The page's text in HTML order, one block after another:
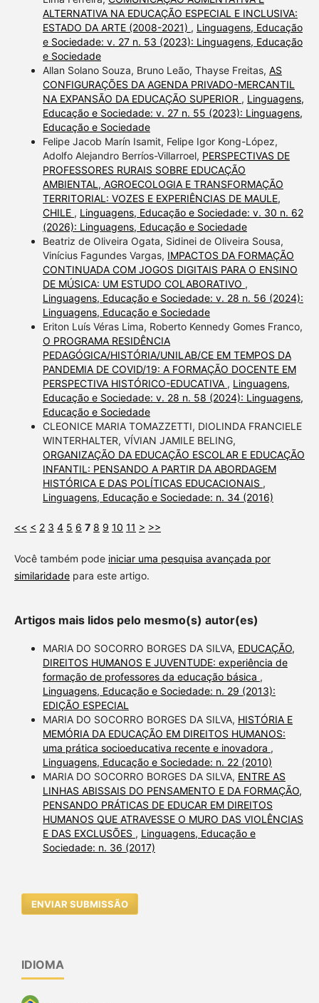
ALTERNATIVA NA EDUCAÇÃO ESPECIAL E INCLUSIVA:
ESTADO DA ARTE (2008-2021) , Linguagens, Educação
e Sociedade: v. 27 n. 53 (2023): Linguagens, Educação
e Sociedade
Allan Solano Souza, Bruno Leão, Thayse Freitas, AS
CONFIGURAÇÕES DA AGENDA PRIVADO-MERCANTIL
NA EXPANSÃO DA EDUCAÇÃO SUPERIOR , Linguagens,
Educação e Sociedade: v. 27 n. 55 (2023): Linguagens,
Educação e Sociedade
Felipe Jacob Marín Isamit, Felipe Igor Kong-López,
Adolfo Alejandro Berríos-Villarroel, PERSPECTIVAS DE
PROFESSORES RURAIS SOBRE EDUCAÇÃO
AMBIENTAL, AGROECOLOGIA E TRANSFORMAÇÃO
TERRITORIAL: VOZES E EXPERIÊNCIAS DE MAULE,
CHILE , Linguagens, Educação e Sociedade: v. 30 n. 62
(2026): Linguagens, Educação e Sociedade
Beatriz de Oliveira Ogata, Sidinei de Oliveira Sousa,
Vinícius Fagundes Vargas, IMPACTOS DA FORMAÇÃO
CONTINUADA COM JOGOS DIGITAIS PARA O ENSINO
DE MÚSICA: UM ESTUDO COLABORATIVO ,
Linguagens, Educação e Sociedade: v. 28 n. 56 (2024):
Linguagens, Educação e Sociedade
Eriton Luís Véras Lima, Roberto Kennedy Gomes Franco,
O PROGRAMA RESIDÊNCIA
PEDAGÓGICA/HISTÓRIA/UNILAB/CE EM TEMPOS DA
PANDEMIA DE COVID/19: A FORMAÇÃO DOCENTE EM
PERSPECTIVA HISTÓRICO-EDUCATIVA , Linguagens,
Educação e Sociedade: v. 28 n. 58 (2024): Linguagens,
Educação e Sociedade
CLEONICE MARIA TOMAZZETTI, DIOLINDA FRANCIELE
WINTERHALTER, VÍVIAN JAMILE BELING,
ORGANIZAÇÃO DA EDUCAÇÃO ESCOLAR E EDUCAÇÃO
INFANTIL: PENSANDO A PARTIR DA ABORDAGEM
HISTÓRICA E DAS POLÍTICAS EDUCACIONAIS ,
Linguagens, Educação e Sociedade: n. 34 (2016)
<< < 2 3 4 5 6 7 8 9 10 11 > >>
Você também pode iniciar uma pesquisa avançada por
similaridadepara este artigo.
Artigos mais lidos pelo mesmo(s) autor(es)
MARIA DO SOCORRO BORGES DA SILVA, EDUCAÇÃO,
DIREITOS HUMANOS E JUVENTUDE: experiência de
formação de professores da educação básica ,
Linguagens, Educação e Sociedade: n. 29 (2013):
EDIÇÃO ESPECIAL
MARIA DO SOCORRO BORGES DA SILVA, HISTÓRIA E
MEMÓRIA DA EDUCAÇÃO EM DIREITOS HUMANOS:
uma prática socioeducativa recente e inovadora ,
Linguagens, Educação e Sociedade: n. 22 (2010)
MARIA DO SOCORRO BORGES DA SILVA, ENTRE AS
LINHAS ABISSAIS DO PENSAMENTO E DA FORMAÇÃO,
PENSANDO PRÁTICAS DE EDUCAR EM DIREITOS
HUMANOS QUE ATRAVESSE O MURO DAS VIOLÊNCIAS
E DAS EXCLUSÕES , Linguagens, Educação e
Sociedade: n. 36 (2017)
ENVIAR SUBMISSÃO
IDIOMA